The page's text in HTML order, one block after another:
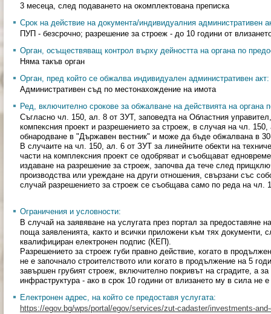
3 месеца, след подаването на окомплектована преписка
Срок на действие на документа/индивидуалния административен
ПУП - безсрочно; разрешение за строеж - до 10 години от
Орган, осъществяващ контрол върху дейността на органа по
Няма такъв орган
Орган, пред който се обжалва индивидуален административен акт:
Административен съд по местонахождение на имота
Ред, включително срокове за обжалване на действията на органа
Съгласно чл. 150, ал. 8 от ЗУТ, заповедта на Областния
компексния проект и разрешението за строеж, в случая на чл.
обнародване в "Държавен вестник" и може да бъде обжалвана в
В случаите на чл. 150, ал. 6 от ЗУТ за линейните обекти на
части на комплексния проект се одобряват и съобщават
издаване на разрешение за строеж, започва да тече след
производства или уреждане на други отношения, свързани със
случай разрешението за строеж се съобщава само по реда на чл.
Ограничения и условности:
В случай на заявяване на услугата през портал за предоставяне
поща заявленията, както и всички приложени към тях документи,
квалифициран електронен подпис (КЕП).
Разрешението за строеж губи правно действие, когато в
не е започнало строителството или когато в продължение на 5
завършен грубият строеж, включително покривът на сградите, а
инфраструктура - ако в срок 10 години от влизането му в сила не
Електронен адрес, на който се предоставя услугата:
https://egov.bg/wps/portal/egov/services/zut-cadaster/investments-